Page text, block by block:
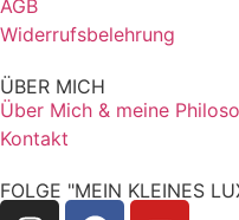
AGB
Widerrufsbelehrung
ÜBER MICH
Über Mich & meine
Kontakt
FOLGE "MEIN KLEINES